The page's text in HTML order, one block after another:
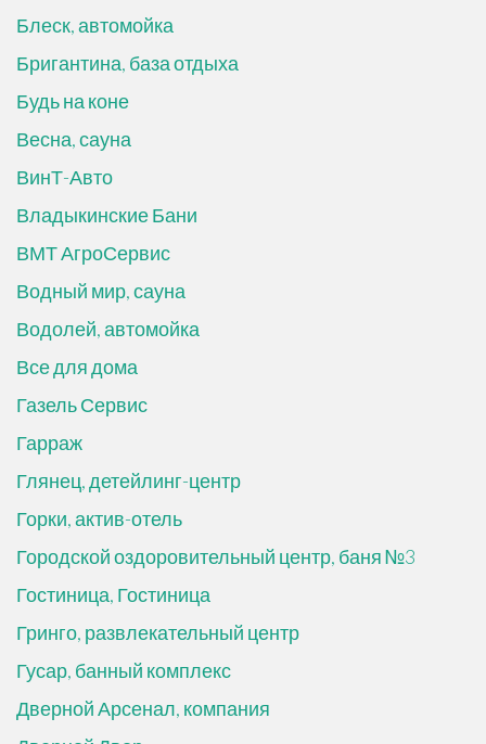
Блеск, автомойка
Бригантина, база отдыха
Будь на коне
Весна, сауна
ВинТ-Авто
Владыкинские Бани
ВМТ АгроСервис
Водный мир, сауна
Водолей, автомойка
Все для дома
Газель Сервис
Гарраж
Глянец, детейлинг-центр
Горки, актив-отель
Городской оздоровительный центр, баня №3
Гостиница, Гостиница
Гринго, развлекательный центр
Гусар, банный комплекс
Дверной Арсенал, компания